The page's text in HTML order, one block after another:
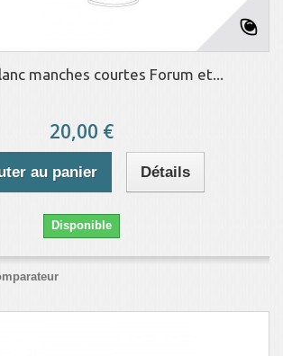
manches courtes Forum et...
20,00 €
au panier Détails
Disponible